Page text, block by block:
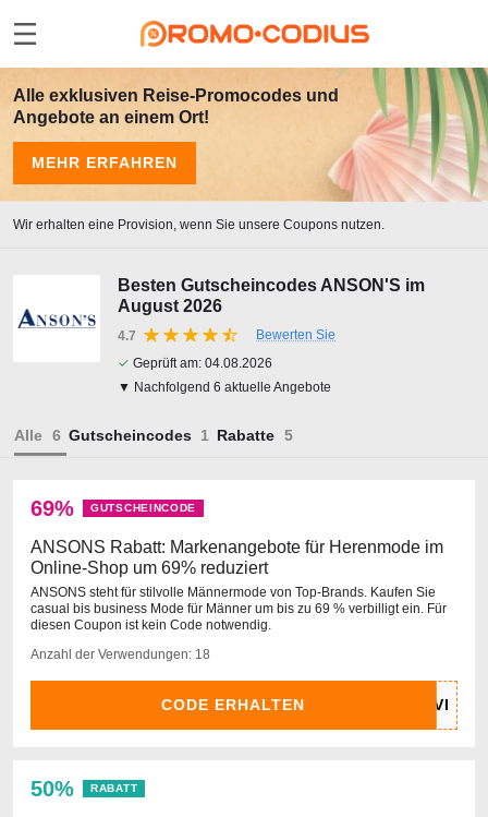
Alle exklusiven Reise-Promocodes und
Angebote an einem Ort!
MEHR ERFAHREN
Wir erhalten eine Provision, wenn Sie unsere Coupons nutzen.
Besten Gutscheincodes ANSON'S im
August 2026
4.7
Bewerten Sie
✓ Geprüft am: 04.08.2026
▼ Nachfolgend 6 aktuelle Angebote
Alle Gutscheincodes Rabatte
69% GUTSCHEINCODE
ANSONS Rabatt: Markenangebote für Herenmode im
Online-Shop um 69% reduziert
ANSONS steht für stilvolle Männermode von Top-Brands. Kaufen Sie
casual bis business Mode für Männer um bis zu 69 % verbilligt ein. Für
diesen Coupon ist kein Code notwendig.
Anzahl der Verwendungen: 18
CODE ERHALTEN
50% RABATT